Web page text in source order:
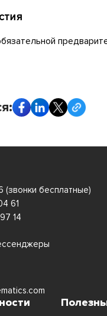
(звонки бесплатные)
61
14